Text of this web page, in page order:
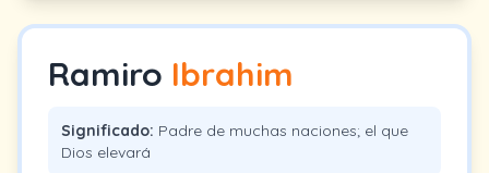
Ramiro Ibrahim
Significado: Padre de muchas naciones; el que
Dios elevará